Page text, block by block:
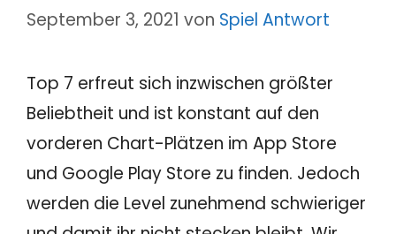
September 3, 2021 von Spiel Antwort
Top 7 erfreut sich inzwischen größter
Beliebtheit und ist konstant auf den
vorderen Chart-Plätzen im App Store
und Google Play Store zu finden. Jedoch
werden die Level zunehmend schwieriger